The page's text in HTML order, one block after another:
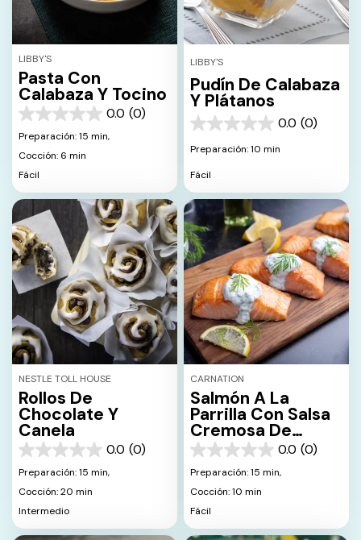
LIBBY'S
Pasta Con
Calabaza Y Tocino
0.0 (0)
0.0
de
estrellas.
Preparación: 15 min,
Cocción: 6 min
Fácil
LIBBY'S
Pudín De Calabaza
Y Plátanos
0.0 (0)
0.0
de
estrellas.
Preparación: 10 min
Fácil
NESTLE TOLL HOUSE
Rollos De
Chocolate Y
Canela
0.0 (0)
0.0
de
estrellas.
Preparación: 15 min,
Cocción: 20 min
Intermedio
CARNATION
Salmón A La
Parrilla Con Salsa
Cremosa De
Hierbas 0.0 (0)
0.0
de
estrellas.
Preparación: 15 min,
Cocción: 10 min
Fácil